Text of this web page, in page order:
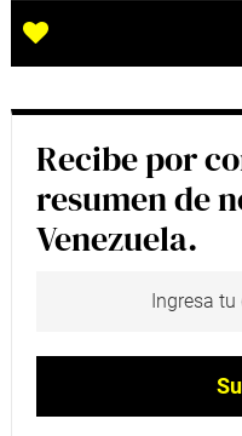
Recibe por
resumen de
Venezuela.